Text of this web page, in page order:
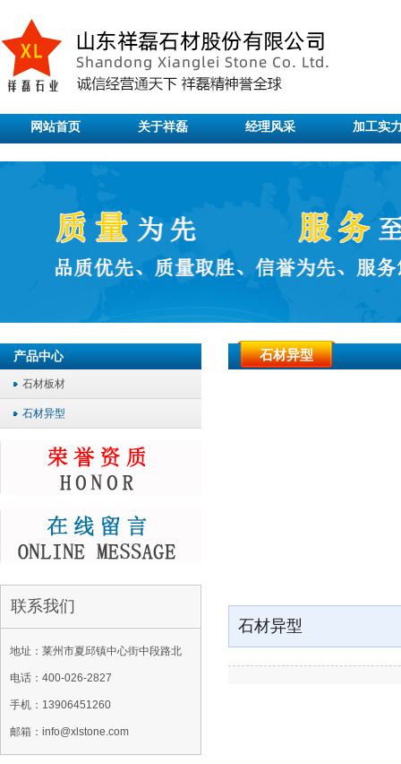
网站首页 关于祥磊 经理风采 加工实
产品中心
石材板材
石材异型
联系我们
地址：莱州市夏邱镇中心街中段路北
电话：400-026-2827
手机：13906451260
邮箱：info@xlstone.com
石材异型
石材异型